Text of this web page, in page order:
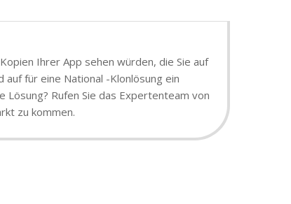
Ihrer App sehen würden, die Sie auf
für eine National -Klonlösung ein
Rufen Sie das Expertenteam von
zu kommen.